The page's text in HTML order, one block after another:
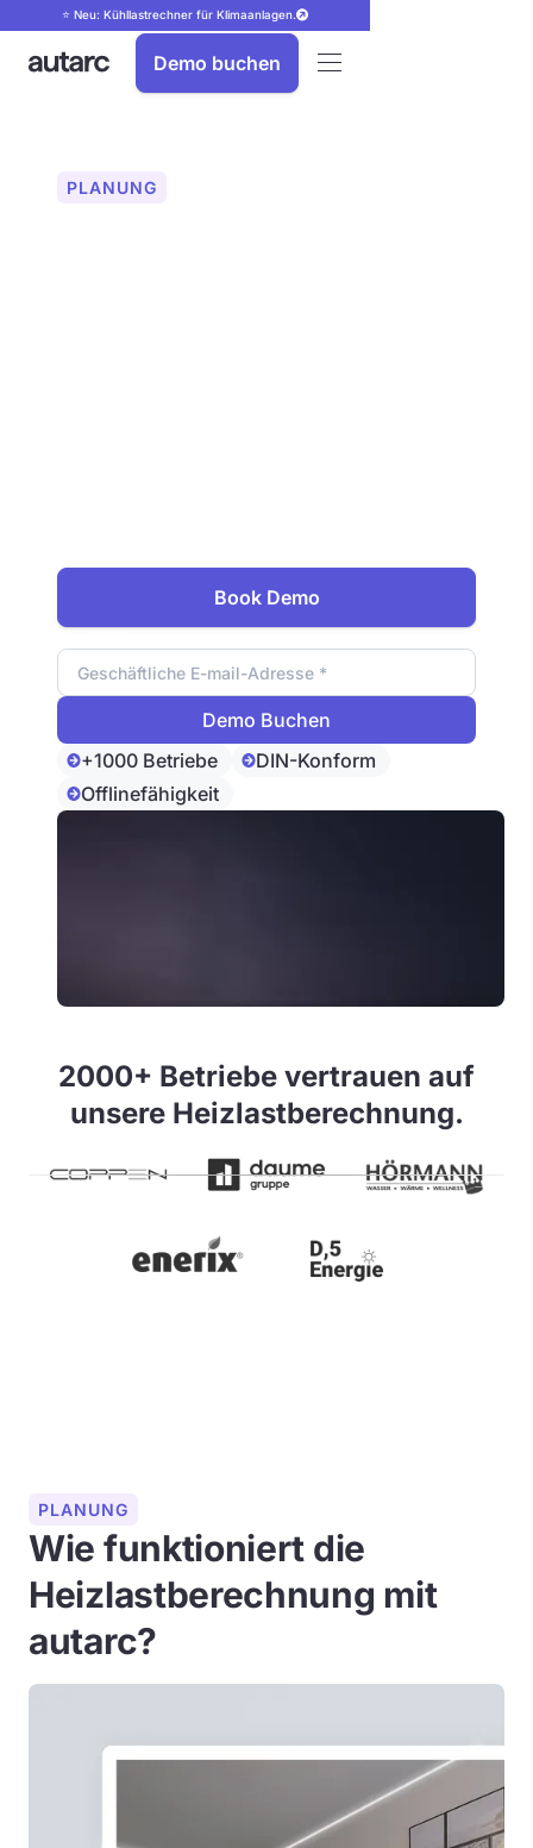
⭐ Neu: Kühllastrechner für Klimaanlagen.
Demo buchen
PLANUNG
Book Demo
+1000 Betriebe
DIN-Konform
Offlinefähigkeit
2000+ Betriebe vertrauen auf
unsere Heizlastberechnung.
PLANUNG
Wie funktioniert die
Heizlastberechnung mit
autarc?